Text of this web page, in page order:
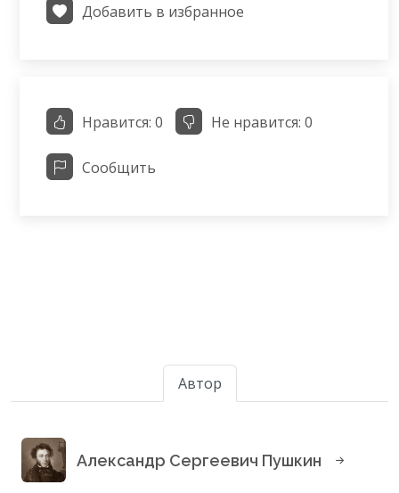
Добавить в избранное
Нравится: 0 Не нравится: 0
Сообщить
Автор
Александр Сергеевич Пушкин